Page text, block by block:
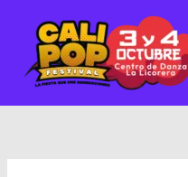
contenido